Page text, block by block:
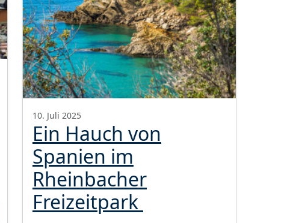
10. Juli 2025
Ein Hauch von
Spanien im
Rheinbacher
Freizeitpark